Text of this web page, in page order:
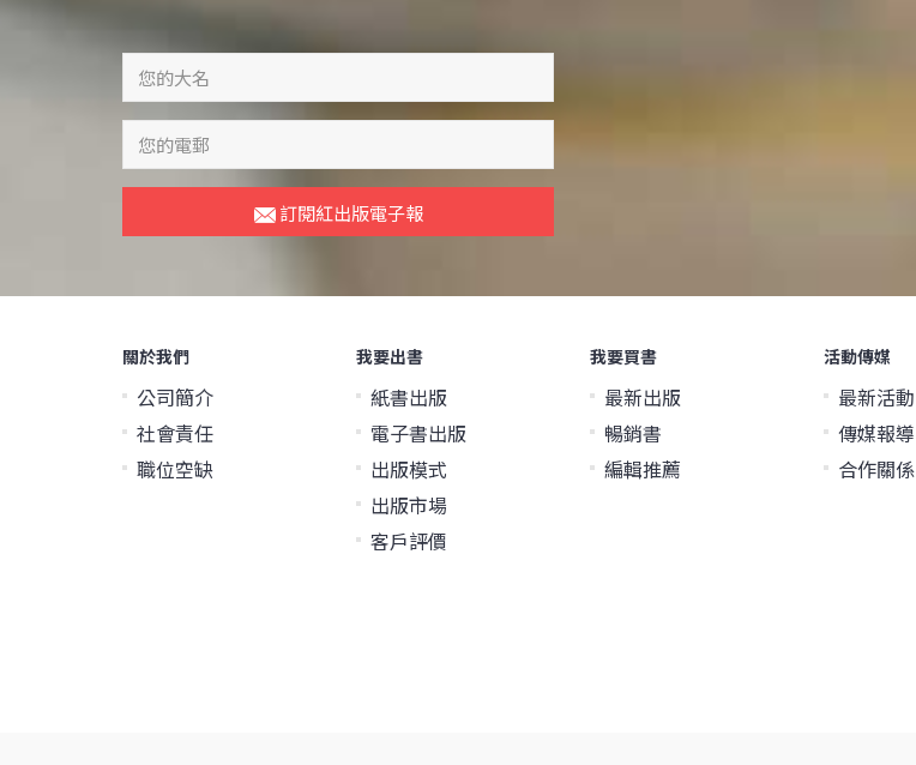
訂閱紅出版電子報
關於我們
公司簡介
社會責任
職位空缺
我要出書
紙書出版
電子書出版
出版模式
出版市場
客戶評價
我要買書
最新出版
暢銷書
編輯推薦
活動傳媒
最新活動
傳媒報導
合作關係